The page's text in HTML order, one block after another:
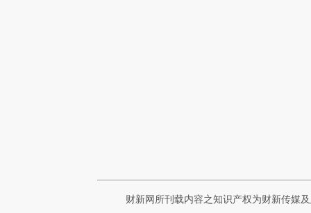
财新网所刊载内容之知识产权为财新传媒